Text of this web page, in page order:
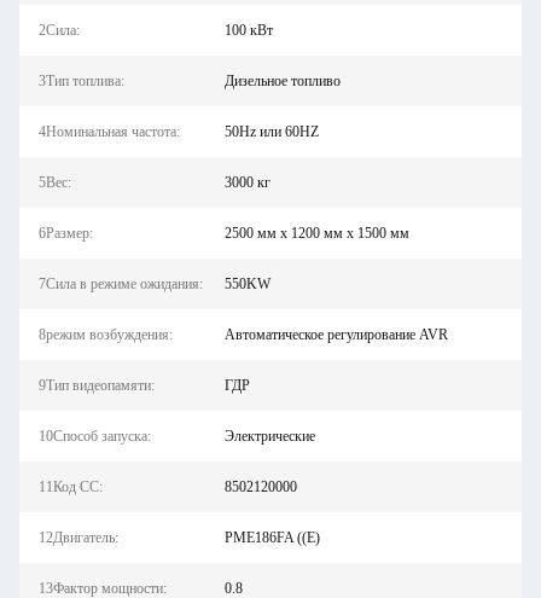
2Сила: 100 кВт
3Тип топлива: Дизельное топливо
4Номинальная частота: 50Hz или 60HZ
5Вес: 3000 кг
6Размер: 2500 мм х 1200 мм х 1500 мм
7Сила в режиме ожидания: 550KW
8режим возбуждения: Автоматическое регулирование AVR
9Тип видеопамяти: ГДР
10Способ запуска: Электрические
11Код СС: 8502120000
12Двигатель: PME186FA ((E)
13Фактор мощности: 0.8